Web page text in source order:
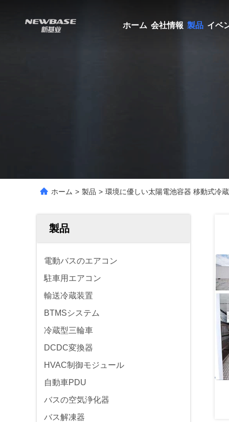
ホーム 会社情報 製品 イベ
ホーム > 製品 > 環境に優しい太陽電池容器 移動式冷
製品
電動バスのエアコン
駐車用エアコン
輸送冷蔵装置
BTMSシステム
冷蔵型三輪車
DCDC変換器
HVAC制御モジュール
自動車PDU
バスの空気浄化器
バス解凍器